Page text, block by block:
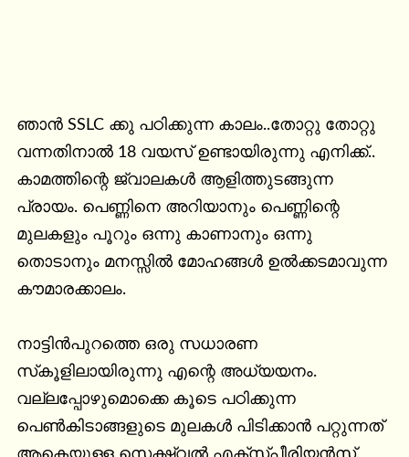
ഞാന്‍ SSLC ക്കു പഠിക്കുന്ന കാലം..തോറ്റു തോറ്റു
വന്നതിനാൽ 18 വയസ് ഉണ്ടായിരുന്നു എനിക്ക്..
കാമത്തിന്റെ ജ്വാലകള്‍ ആളിത്തുടങ്ങുന്ന
പ്രായം. പെണ്ണിനെ അറിയാനും പെണ്ണിന്റെ
മുലകളും പൂറും ഒന്നു കാണാനും ഒന്നു
തൊടാനും മനസ്സില്‍ മോഹങ്ങള്‍ ഉല്‍ക്കടമാവുന്ന
കൗമാരക്കാലം.
നാട്ടിന്‍പുറത്തെ ഒരു സധാരണ
സ്‌കൂളിലായിരുന്നു എന്റെ അധ്യയനം.
വല്ലപ്പോഴുമൊക്കെ കൂടെ പഠിക്കുന്ന
പെണ്‍കിടാങ്ങളുടെ മുലകള്‍ പിടിക്കാന്‍ പറ്റുന്നത്
ആകെയുള്ള സെക്ഷ്വല്‍ എക്‌സ്പീരിയന്‍സ്.